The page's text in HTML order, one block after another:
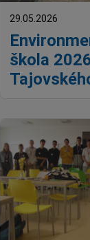
škola
29.05.2026